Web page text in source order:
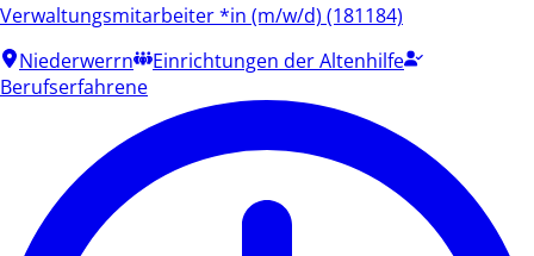
Verwaltungsmitarbeiter *in (m/w/d) (181184)
Niederwerrn
Einrichtungen der Altenhilfe
Berufserfahrene